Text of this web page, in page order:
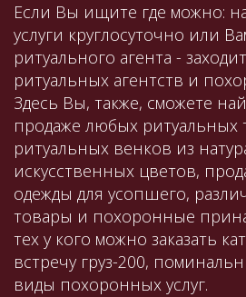
Если Вы ищите где можно:
услуги круглосуточно или
ритуального агента -
ритуальных агентств и
Здесь Вы, также, сможете
продаже любых ритуальных
ритуальных венков из
искусственных цветов,
одежды для усопшего,
товары и похоронные
тех у кого можно заказать
встречу груз-200,
виды похоронных услуг.